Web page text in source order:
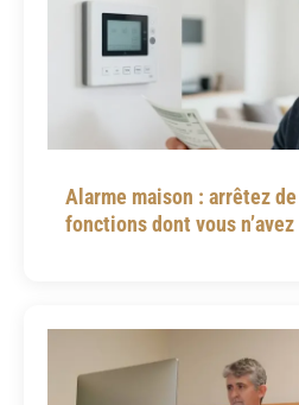
Alarme maison : arrêtez
fonctions dont vous